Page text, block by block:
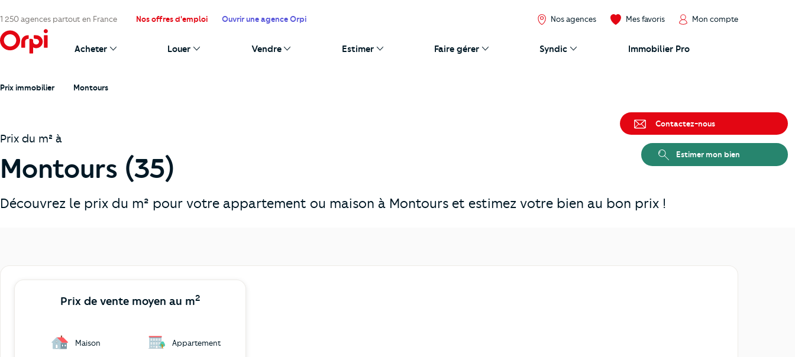
1 250 agences partout en France Nos offres d'emploi Ouvrir une agence Orpi Nos agences Mes favoris Mon compte
Acheter Louer Vendre Estimer Faire gérer Syndic Immobilier Pro
Prix immobilier Montours
Prix du m² à
Montours (35)
Découvrez le prix du m² pour votre appartement ou maison à Montours et estimez votre bien au bon prix !
Prix de vente moyen au m2
Maison Appartement
Contactez-nous
Estimer mon bien